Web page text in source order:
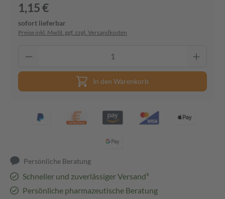
1,15 €
sofort lieferbar
Preise inkl. MwSt. ggf. zzgl. Versandkosten
In den Warenkorb
Persönliche Beratung
Schneller und zuverlässiger Versand³
Persönliche pharmazeutische Beratung